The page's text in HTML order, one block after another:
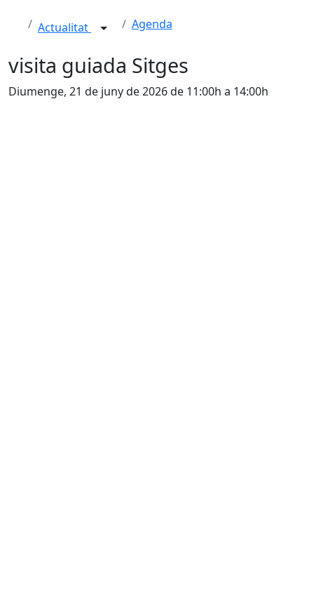
Actualitat Agenda
visita guiada Sitges
Diumenge, 21 de juny de 2026 de 11:00h a 14:00h